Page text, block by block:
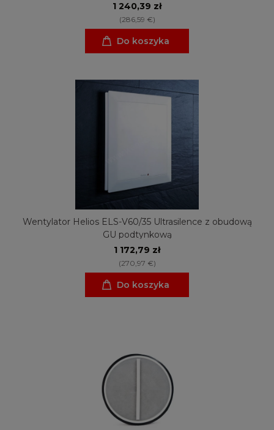
1 240,39 zł
(286,59 €)
Do koszyka
Wentylator Helios ELS-V60/35 Ultrasilence z obudową
GU podtynkową
1 172,79 zł
(270,97 €)
Do koszyka